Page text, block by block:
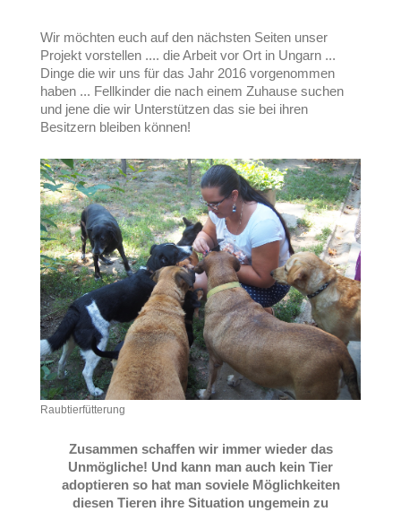
Wir möchten euch auf den nächsten Seiten unser
Projekt vorstellen .... die Arbeit vor Ort in Ungarn ...
Dinge die wir uns für das Jahr 2016 vorgenommen
haben ... Fellkinder die nach einem Zuhause suchen
und jene die wir Unterstützen das sie bei ihren
Besitzern bleiben können!
Raubtierfütterung
Zusammen schaffen wir immer wieder das
Unmögliche! Und kann man auch kein Tier
adoptieren so hat man soviele Möglichkeiten
diesen Tieren ihre Situation ungemein zu